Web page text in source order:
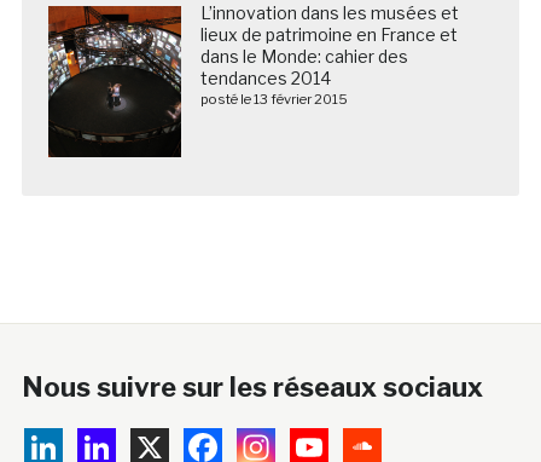
L’innovation dans les musées et
lieux de patrimoine en France et
dans le Monde: cahier des
tendances 2014
posté le 13 février 2015
Nous suivre sur les réseaux sociaux